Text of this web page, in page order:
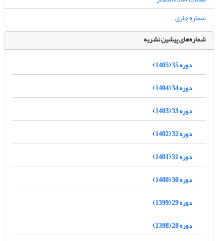
شماره جاری
شماره‌های پیشین نشریه
دوره 35 (1405)
دوره 34 (1404)
دوره 33 (1403)
دوره 32 (1402)
دوره 31 (1401)
دوره 30 (1400)
دوره 29 (1399)
دوره 28 (1398)